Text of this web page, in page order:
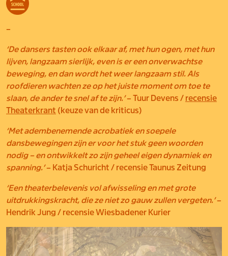
–
‘De dansers tasten ook elkaar af, met hun ogen, met hun
lijven, langzaam sierlijk, even is er een onverwachtse
beweging, en dan wordt het weer langzaam stil. Als
roofdieren wachten ze op het juiste moment om toe te
slaan, de ander te snel af te zijn.’– Tuur Devens / recensie
Theaterkrant (keuze van de kriticus)
‘Met adembenemende acrobatiek en soepele
dansbewegingen zijn er voor het stuk geen woorden
nodig – en ontwikkelt zo zijn geheel eigen dynamiek en
spanning.’– Katja Schuricht / recensie Taunus Zeitung
‘Een theaterbelevenis vol afwisseling en met grote
uitdrukkingskracht, die ze niet zo gauw zullen vergeten.’–
Hendrik Jung / recensie Wiesbadener Kurier